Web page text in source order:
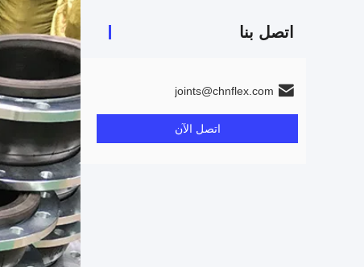
اتصل بنا
joints@chnflex.com
اتصل الآن